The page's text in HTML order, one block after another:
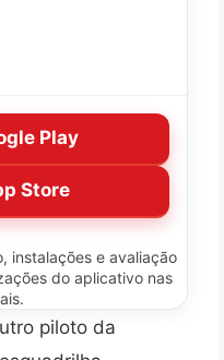
Play
Store
instalações e avaliação
do aplicativo nas
piloto da